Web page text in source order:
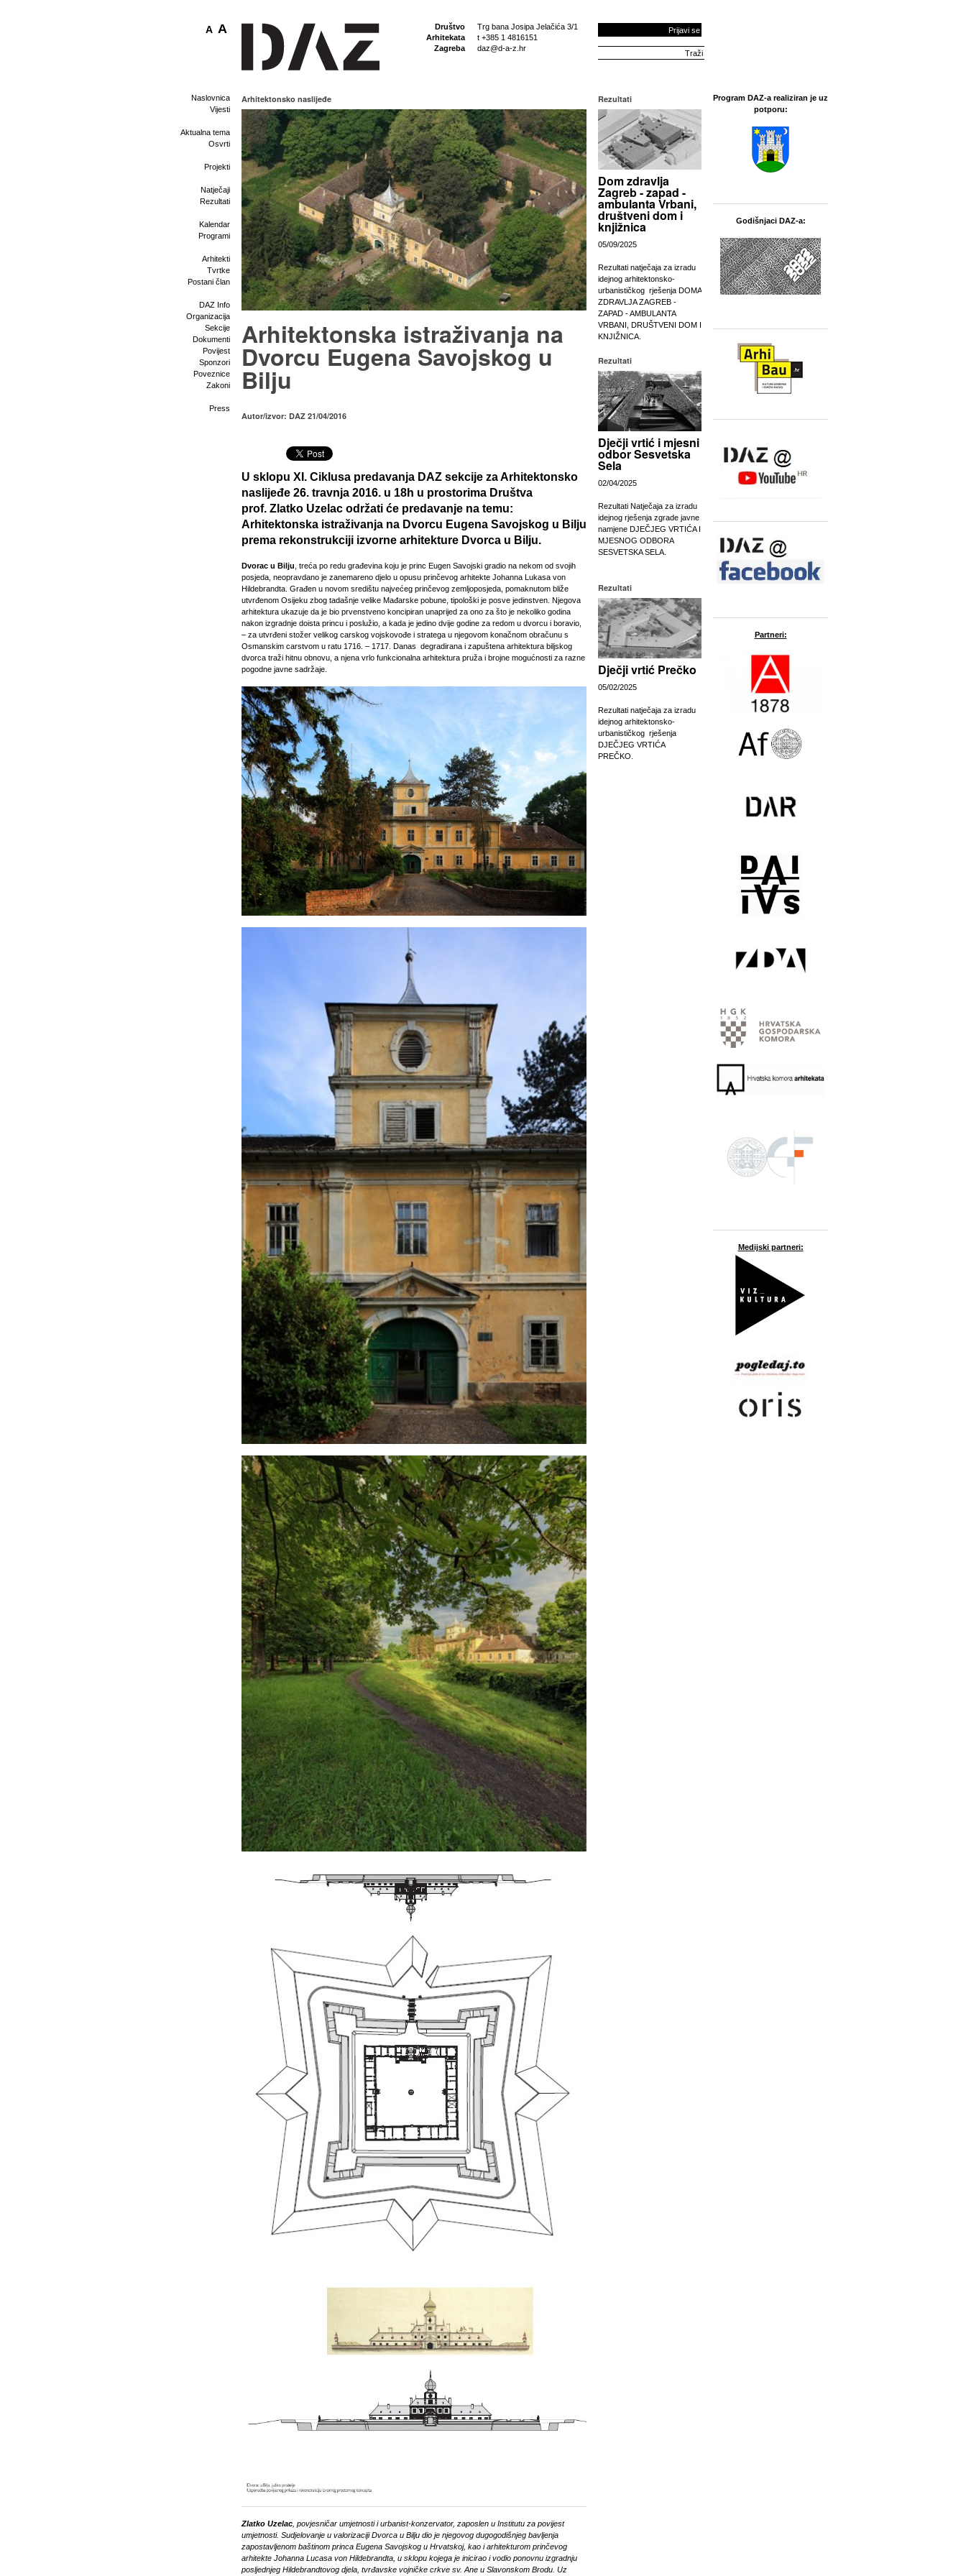
Društvo
Arhitekata
Zagreba
Trg bana Josipa Jelačića 3/1
t +385 1 4816151
daz@d-a-z.hr
Prijavi se
A A
Naslovnica
Vijesti
Aktualna tema
Osvrti
Projekti
Natječaji
Rezultati
Kalendar
Programi
Arhitekti
Tvrtke
Postani član
DAZ Info
Organizacija
Sekcije
Dokumenti
Povijest
Sponzori
Poveznice
Zakoni
Press
Arhitektonsko naslijeđe
Arhitektonska istraživanja na
Dvorcu Eugena Savojskog u
Bilju
Autor/izvor: DAZ 21/04/2016
U sklopu XI. Ciklusa predavanja DAZ sekcije za Arhitektonsko
naslijeđe 26. travnja 2016. u 18h u prostorima Društva
prof. Zlatko Uzelac održati će predavanje na temu:
Arhitektonska istraživanja na Dvorcu Eugena Savojskog u Bilju
prema rekonstrukciji izvorne arhitekture Dvorca u Bilju.
Dvorac u Bilju , treća po redu građevina koju je princ Eugen Savojski gradio na nekom od svojih
posjeda, neopravdano je zanemareno djelo u opusu prinčevog arhitekte Johanna Lukasa von
Hildebrandta. Građen u novom središtu najvećeg prinčevog zemljoposjeda, pomaknutom bliže
utvrđenom Osijeku zbog tadašnje velike Mađarske pobune, tipološki je posve jedinstven. Njegova
arhitektura ukazuje da je bio prvenstveno koncipiran unaprijed za ono za što je nekoliko godina
nakon izgradnje doista princu i poslužio, a kada je jedino dvije godine za redom u dvorcu i boravio,
– za utvrđeni stožer velikog carskog vojskovođe i stratega u njegovom konačnom obračunu s
Osmanskim carstvom u ratu 1716. – 1717. Danas degradirana i zapuštena arhitektura biljskog
dvorca traži hitnu obnovu, a njena vrlo funkcionalna arhitektura pruža i brojne mogućnosti za razne
pogodne javne sadržaje.
Zlatko Uzelac , povjesničar umjetnosti i urbanist-konzervator, zaposlen u Institutu za povijest
umjetnosti. Sudjelovanje u valorizaciji Dvorca u Bilju dio je njegovog dugogodišnjeg bavljenja
zapostavljenom baštinom princa Eugena Savojskog u Hrvatskoj, kao i arhitekturom prinčevog
arhitekte Johanna Lucasa von Hildebrandta, u sklopu kojega je inicirao i vodio ponovnu izgradnju
posljednjeg Hildebrandtovog djela, tvrđavske vojničke crkve sv. Ane u Slavonskom Brodu. Uz
Rezultati
Dom zdravlja
Zagreb - zapad -
ambulanta Vrbani,
društveni dom i
knjižnica
05/09/2025
Rezultati natječaja za izradu
idejnog arhitektonsko-
urbanističkog rješenja DOMA
ZDRAVLJA ZAGREB -
ZAPAD - AMBULANTA
VRBANI, DRUŠTVENI DOM I
KNJIŽNICA.
Rezultati
Dječji vrtić i mjesni
odbor Sesvetska
Sela
02/04/2025
Rezultati Natječaja za izradu
idejnog rješenja zgrade javne
namjene DJEČJEG VRTIĆA I
MJESNOG ODBORA
SESVETSKA SELA.
Rezultati
Dječji vrtić Prečko
05/02/2025
Rezultati natječaja za izradu
idejnog arhitektonsko-
urbanističkog rješenja
DJEČJEG VRTIĆA
PREČKO.
Program DAZ-a realiziran je uz
potporu:
Godišnjaci DAZ-a:
Partneri:
Medijski partneri: